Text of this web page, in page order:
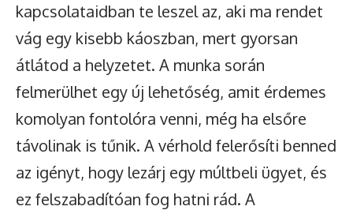
kapcsolataidban te leszel az, aki ma rendet
vág egy kisebb káoszban, mert gyorsan
átlátod a helyzetet. A munka során
felmerülhet egy új lehetőség, amit érdemes
komolyan fontolóra venni, még ha elsőre
távolinak is tűnik. A vérhold felerősíti benned
az igényt, hogy lezárj egy múltbeli ügyet, és
ez felszabadítóan fog hatni rád. A